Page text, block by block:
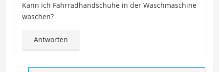
Kann ich Fahrradhandschuhe in der Waschmaschine
waschen?
Antworten